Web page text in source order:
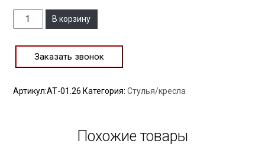
КоличествоВ корзину
Заказать звонок
Артикул:АТ-01.26 Категория: Стулья/кресла
Похожие товары